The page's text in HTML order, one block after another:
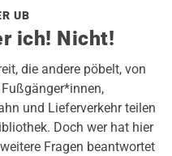
UB
ich! Nicht!
die andere pöbelt, von
und Lieferverkehr teilen
Doch wer hat hier
Fragen beantwortet